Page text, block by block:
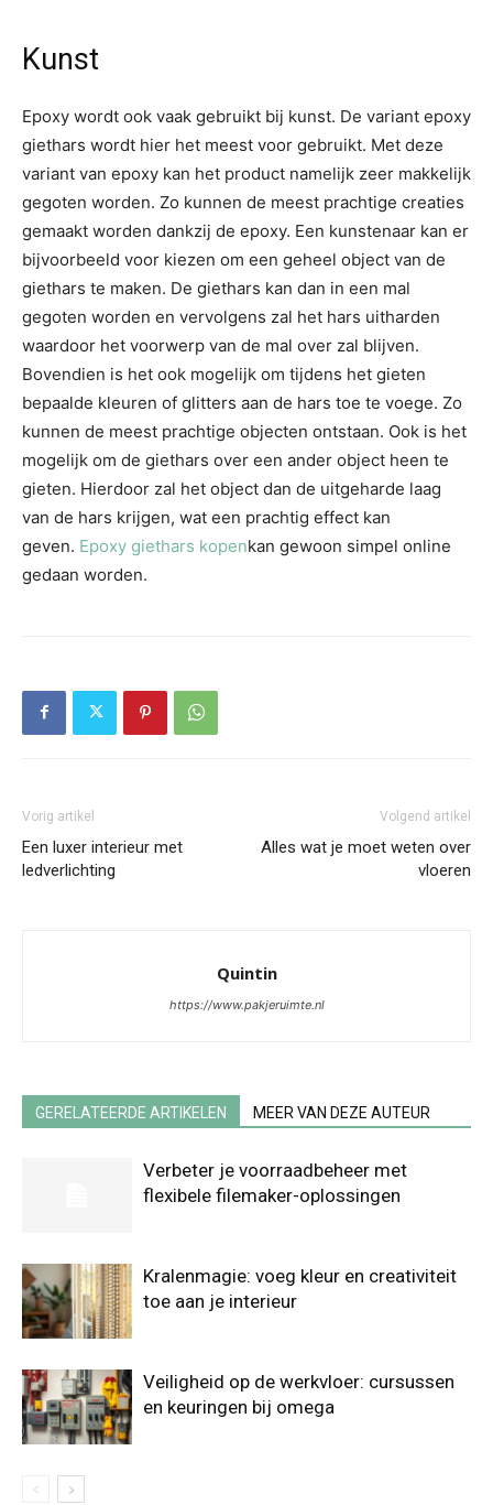
Kunst
Epoxy wordt ook vaak gebruikt bij kunst. De variant epoxy
giethars wordt hier het meest voor gebruikt. Met deze
variant van epoxy kan het product namelijk zeer makkelijk
gegoten worden. Zo kunnen de meest prachtige creaties
gemaakt worden dankzij de epoxy. Een kunstenaar kan er
bijvoorbeeld voor kiezen om een geheel object van de
giethars te maken. De giethars kan dan in een mal
gegoten worden en vervolgens zal het hars uitharden
waardoor het voorwerp van de mal over zal blijven.
Bovendien is het ook mogelijk om tijdens het gieten
bepaalde kleuren of glitters aan de hars toe te voege. Zo
kunnen de meest prachtige objecten ontstaan. Ook is het
mogelijk om de giethars over een ander object heen te
gieten. Hierdoor zal het object dan de uitgeharde laag
van de hars krijgen, wat een prachtig effect kan
geven. Epoxy giethars kopenkan gewoon simpel online
gedaan worden.
Vorig artikel
Een luxer interieur met
ledverlichting
Volgend artikel
Alles wat je moet weten over
vloeren
Quintin
https://www.pakjeruimte.nl
GERELATEERDE ARTIKELEN MEER VAN DEZE AUTEUR
Verbeter je voorraadbeheer met
flexibele filemaker-oplossingen
Kralenmagie: voeg kleur en creativiteit
toe aan je interieur
Veiligheid op de werkvloer: cursussen
en keuringen bij omega